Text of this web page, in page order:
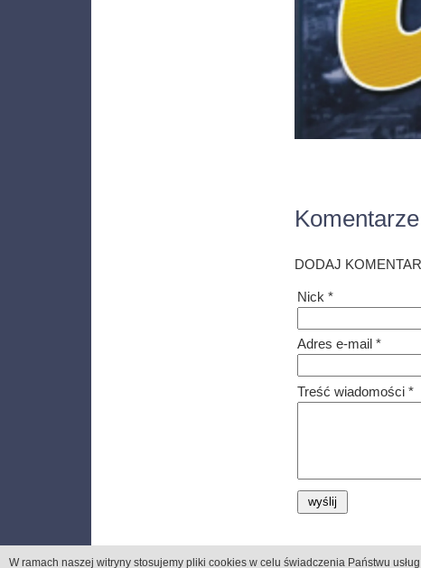
Komentarze
DODAJ
Nick *
Adres e-mail *
Treść wiadomości *
W ramach naszej witryny stosujemy pliki cookies w celu świadczenia Państwu